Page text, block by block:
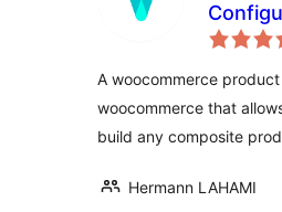
A woocommerce
woocommerce that
build any composite
Hermann LAHAMI